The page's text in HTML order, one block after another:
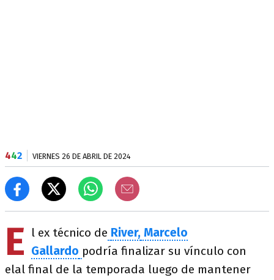
442 VIERNES 26 DE ABRIL DE 2024
E l ex técnico de River, Marcelo
Gallardo podría finalizar su vínculo con
elal final de la temporada luego de mantener